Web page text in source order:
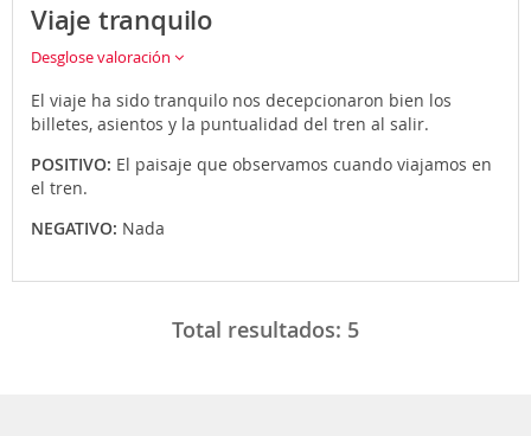
Viaje tranquilo
Desglose valoración
El viaje ha sido tranquilo nos decepcionaron bien los
billetes, asientos y la puntualidad del tren al salir.
POSITIVO: El paisaje que observamos cuando viajamos en
el tren.
NEGATIVO: Nada
Total resultados: 5